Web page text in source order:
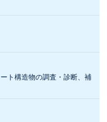
ト構造物の調査・診断、補